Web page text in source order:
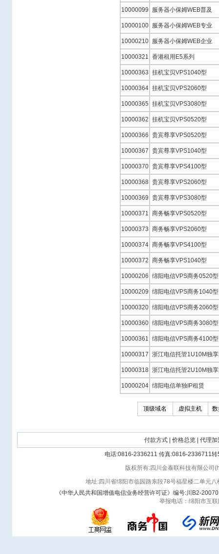
10000099 服务器小保姆WEB普及
10000100 服务器小保姆WEB专业
10000210 服务器小保姆WEB企业
10000321 香港租用E5系列
10000363 挂机宝贝VPS1040型
10000364 挂机宝贝VPS2060型
10000365 挂机宝贝VPS3080型
10000362 挂机宝贝VPS0520型
10000366 贵宾尊享VPS0520型
10000367 贵宾尊享VPS1040型
10000370 贵宾尊享VPS4100型
10000368 贵宾尊享VPS2060型
10000369 贵宾尊享VPS3080型
10000371 商务畅享VPS0520型
10000373 商务畅享VPS2060型
10000374 商务畅享VPS4100型
10000372 商务畅享VPS1040型
10000206 绵阳电信VPS商务0520型
10000209 绵阳电信VPS商务1040型
10000320 绵阳电信VPS商务2060型
10000360 绵阳电信VPS商务3080型
10000361 绵阳电信VPS商务4100型
10000317 浙江电信托管1U10M独
10000318 浙江电信托管2U10M独
10000204 绵阳电信单独IP租赁
顶级域名 虚拟主机
付款方式 价格总览 代理加
电话:0816-2336211 传真:0816-2336711
版权所有:四川金泰联科技有限公
地址:四川省绵阳市临园路东段78号福星楼二单元
《中华人民共和国增值电信业务经营许可证》编号:川B2-
举报电话：绵阳市互